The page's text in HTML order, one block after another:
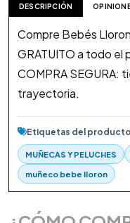
DESCRIPCIÓN
Compre Bebés
GRATUITO a todo
COMPRA SEGURA:
trayectoria.
Etiquetas del producto
MUÑECAS Y PELUCHES
muñeco bebe lloron